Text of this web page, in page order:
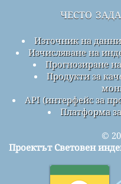
често
Източник на
Изчисляване на
Прогнозиране
Продукти за
API (интерфейс за
Платформа
©
Проектът Световен